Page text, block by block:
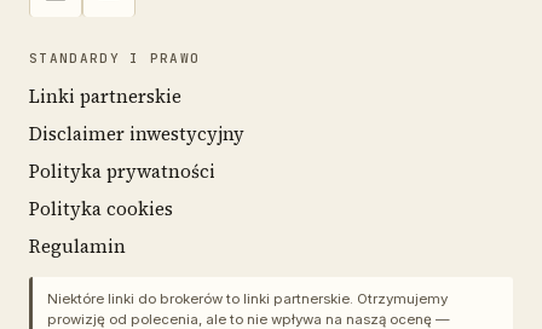
STANDARDY I PRAWO
Linki partnerskie
Disclaimer inwestycyjny
Polityka prywatności
Polityka cookies
Regulamin
Niektóre linki do brokerów to linki partnerskie. Otrzymujemy
prowizję od polecenia, ale to nie wpływa na naszą ocenę —